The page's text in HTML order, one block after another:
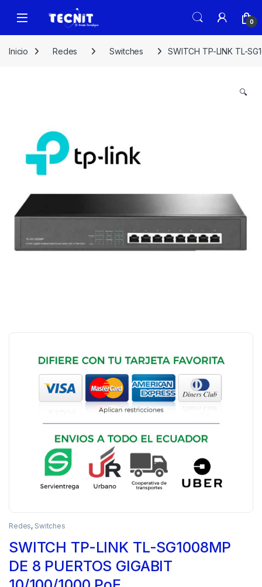
0
Inicio Redes Switches SWITCH TP-LINK TL-
🔍
Redes, Switches
SWITCH TP-LINK TL-SG1008MP
DE 8 PUERTOS GIGABIT